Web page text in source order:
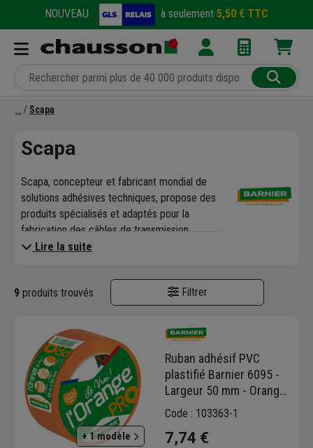
NOUVEAU : à seulement 5,50 € TTC
Scapa
Scapa
Scapa, concepteur et fabricant mondial de
solutions adhésives techniques, propose des
produits spécialisés et adaptés pour la
fabrication des câbles de transmission
électrique ou optique, la construction
Scapa offre une gamme inégalée de rubans
marque Barnier, destinée exclusivement aux
artisans. Barnier est une marque industrielle
française reconnue depuis plus de 100 ans !
Forte de son expertise technique, Scapa,
expert mondial des rubans adhésifs destinés
au marché de la construction, propose des
solutions adaptées aux besoins de votre
entreprise avec des rubans adhésifs
Lire la suite
9 produits trouvés Filtrer
+ 1 modèle
Ruban adhésif PVC
plastifié Barnier 6095 -
Largeur 50 mm - Orange
- Rouleau 33M
Code : 103363-1
7,74 €